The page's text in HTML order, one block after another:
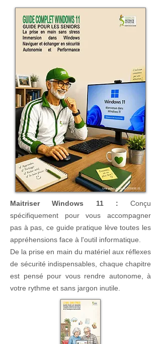
Maitriser Windows 11 : Conçu
spécifiquement pour vous accompagner
pas à pas, ce guide pratique lève toutes les
appréhensions face à l'outil informatique.
De la prise en main du matériel aux réflexes
de sécurité indispensables, chaque chapitre
est pensé pour vous rendre autonome, à
votre rythme et sans jargon inutile.